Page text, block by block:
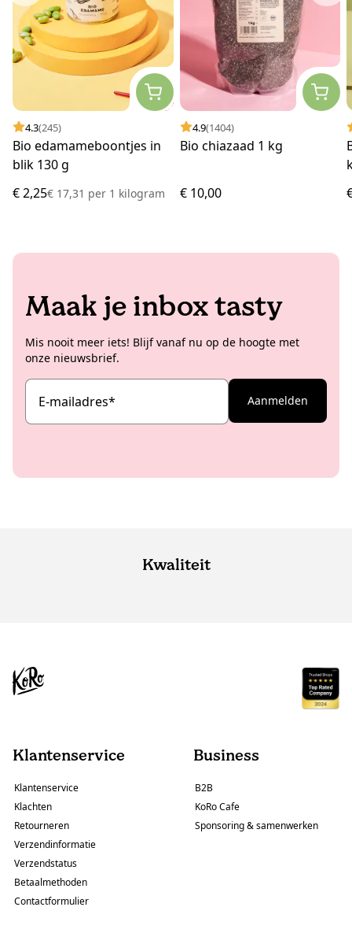
4.3(245)
Bio edamameboontjes in
blik 130 g
€ 2,25€ 17,31 per 1 kilogram
4.9(1404)
Bio chiazaad 1 kg
€ 10,00
Maak je inbox tasty
Mis nooit meer iets! Blijf vanaf nu op de hoogte met
onze nieuwsbrief.
E-mailadres* Aanmelden
Kwaliteit
Klantenservice
Klantenservice
Klachten
Retourneren
Verzendinformatie
Verzendstatus
Betaalmethoden
Contactformulier
Business
B2B
KoRo Cafe
Sponsoring & samenwerken